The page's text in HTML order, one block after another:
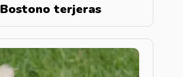
Bostono terjeras